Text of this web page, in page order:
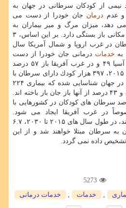
نیمی از كودكان سرطانی در جهان به
عدم درمان جان خودرا از دست می
دهد، میزان مرگ و میر بیماران به
به موقیت مكانی باز بستگی دارد. بر این اساس، ۳
در غرب اروپا و شمال آمریكا سال
خدمات درمانی جان خودرا از دست
داده اند. این آمار در جنوب آسیا ۴۹ و در غرب آفریقا باز ۵۷ درصد
است. برمبنای آمارهای سال ۲۰۱۵، ۳۹۷ هزار كودك دارای سرطان با
میانگین سنی بالای ۱۴ سال در جهان شناسایی شده كه بیماری ۲۲۴
هزار نفر تشخیص داده نشده و ۴۳ درصد از آنها باز جان باز باخته اند.
نشان می دهد، ۹۲ درصد سرطان های كودكان در كشورهایی با
در غرب آفریقا ایجاد می شود.
كارشناسان پیش بینی می كنند، در طول سال های ۲۰۱۵ تا ۲۰۳۰، ۶.۷
سرطان مبتلا خواهند شد و از این
5273
خدمات خدمات درمانی